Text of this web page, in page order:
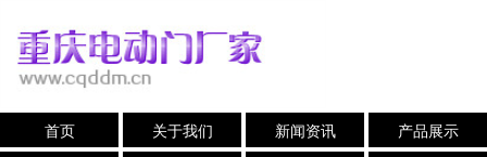
首页 关于我们 新闻资讯
产品展示